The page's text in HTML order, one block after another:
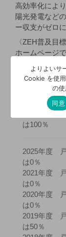
高効率化によ
陽光発電など
ー収支がゼロ
〈ZEH普及目
ホームページ
は100％
2025年度
は0％
2021年度
は0％
2020年度
は0％
2019年度
は50％
よりよいサ
Cookie を使
の使
同意